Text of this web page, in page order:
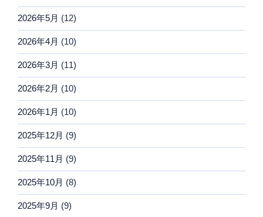
2026年5月 (12)
2026年4月 (10)
2026年3月 (11)
2026年2月 (10)
2026年1月 (10)
2025年12月 (9)
2025年11月 (9)
2025年10月 (8)
2025年9月 (9)